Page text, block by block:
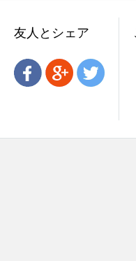
友人とシェア